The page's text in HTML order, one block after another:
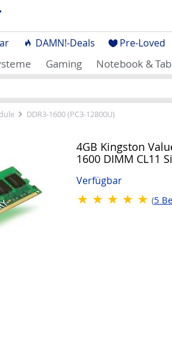
DAMN!-Deals Pre-Loved
Gaming Notebook &
DDR3-1600 (PC3-12800U)
4GB Kingston
1600 DIMM CL11
Verfügbar
(5